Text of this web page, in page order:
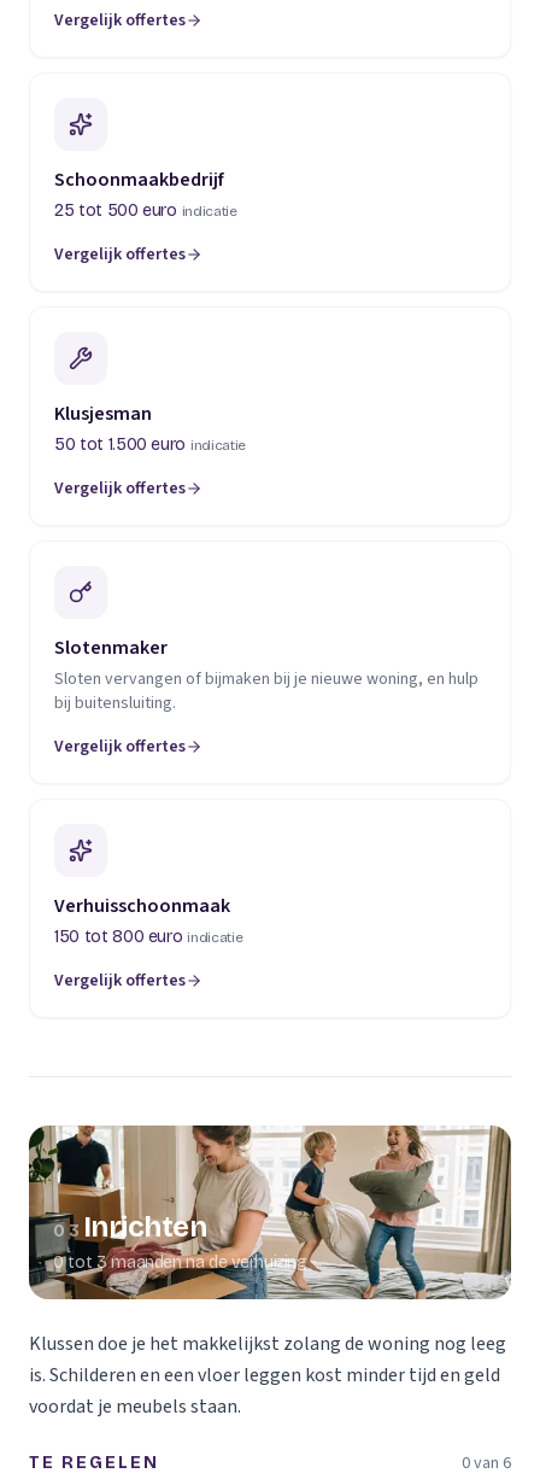
Vergelijk offertes
(opent in een nieuw tabblad)
Schoonmaakbedrijf
25 tot 500 euro indicatie
Vergelijk offertes
(opent in een nieuw tabblad)
Klusjesman
50 tot 1.500 euro indicatie
Vergelijk offertes
(opent in een nieuw tabblad)
Slotenmaker
Sloten vervangen of bijmaken bij je nieuwe woning, en hulp
bij buitensluiting.
Vergelijk offertes
(opent in een nieuw tabblad)
Verhuisschoonmaak
150 tot 800 euro indicatie
Vergelijk offertes
(opent in een nieuw tabblad)
03 Inrichten
0 tot 3 maanden na de verhuizing
Klussen doe je het makkelijkst zolang de woning nog leeg
is. Schilderen en een vloer leggen kost minder tijd en geld
voordat je meubels staan.
TE REGELEN 0 van 6